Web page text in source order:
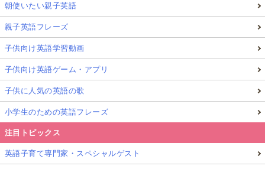
朝使いたい親子英語
親子英語フレーズ
子供向け英語学習動画
子供向け英語ゲーム・アプリ
子供に人気の英語の歌
小学生のための英語フレーズ
注目トピックス
英語子育て専門家・スペシャルゲスト